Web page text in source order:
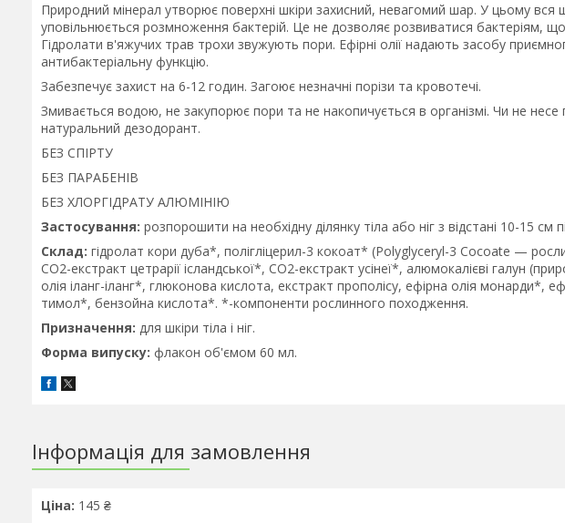
Природний мінерал утворює поверхні шкіри захисний, невагомий шар. У цьому
уповільнюється розмноження бактерій. Це не дозволяє розвиватися бактеріям,
Гідролати в'яжучих трав трохи звужують пори. Ефірні олії надають засобу
антибактеріальну функцію.
Забезпечує захист на 6-12 годин. Загоює незначні порізи та кровотечі.
Змивається водою, не закупорює пори та не накопичується в організмі. Чи не
натуральний дезодорант.
БЕЗ СПІРТУ
БЕЗ ПАРАБЕНІВ
БЕЗ ХЛОРГІДРАТУ АЛЮМІНІЮ
Застосування: розпорошити на необхідну ділянку тіла або ніг з відстані 10-15 см
Склад: гідролат кори дуба*, полігліцерил-3 кокоат* (Polyglyceryl-3 Cocoate —
CO2-екстракт цетрарії ісландської*, СО2-екстракт усінеї*, алюмокалієві галун
олія іланг-іланг*, глюконова кислота, екстракт прополісу, ефірна олія монарди*,
тимол*, бензойна кислота*. *-компоненти рослинного походження.
Призначення: для шкіри тіла і ніг.
Форма випуску: флакон об'ємом 60 мл.
Інформація для замовлення
Ціна: 145 ₴